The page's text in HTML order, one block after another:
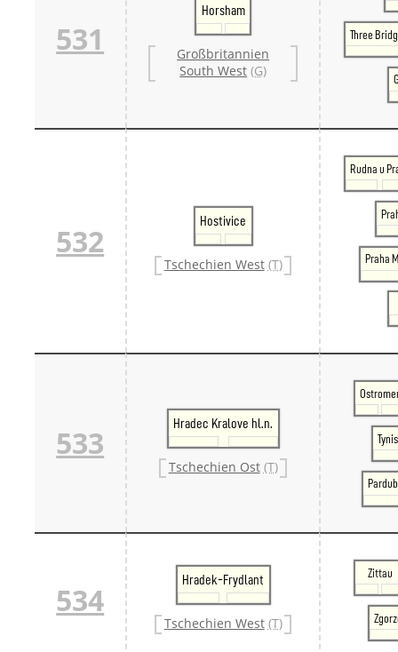
531
Horsham
Großbritannien
South West (G)
Three
532
Hostivice
Tschechien West (T)
Rudna u
Praha
533
Hradec Kralove hl.n.
Tschechien Ost (T)
534
Hradek-Frydlant
Tschechien West (T)
Zittau